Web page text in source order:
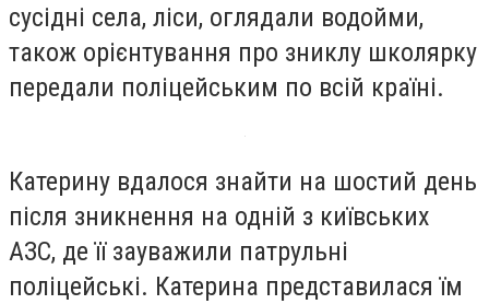
сусідні села, ліси, оглядали водойми,
також орієнтування про зниклу школярку
передали поліцейським по всій країні.
Катерину вдалося знайти на шостий день
після зникнення на одній з київських
АЗС, де її зауважили патрульні
поліцейські. Катерина представилася їм